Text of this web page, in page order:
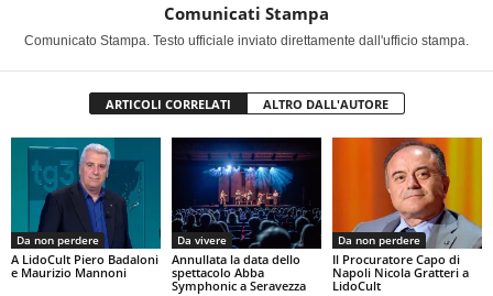
Comunicati Stampa
Comunicato Stampa. Testo ufficiale inviato direttamente dall'ufficio stampa.
ARTICOLI CORRELATI ALTRO DALL'AUTORE
Da non perdere
A LidoCult Piero Badaloni
e Maurizio Mannoni
Da vivere
Annullata la data dello
spettacolo Abba
Symphonic a Seravezza
Da non perdere
Il Procuratore Capo di
Napoli Nicola Gratteri a
LidoCult